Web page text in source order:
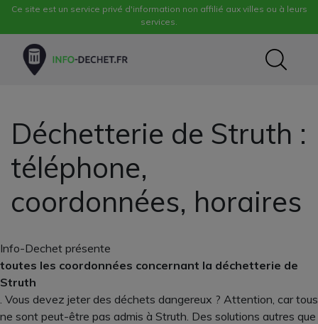
Ce site est un service privé d'information non affilié aux villes ou à leurs
services.
Déchetterie de Struth :
téléphone,
coordonnées, horaires
Info-Dechet présente
toutes les coordonnées concernant la déchetterie de
Struth
. Vous devez jeter des déchets dangereux ? Attention, car tous
ne sont peut-être pas admis à Struth. Des solutions autres que